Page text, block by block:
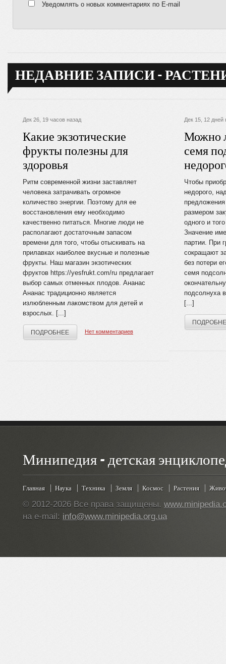
Уведомлять о новых комментариях по E-mail
НЕДАВНИЕ ЗАПИСИ -
Дек 26, 19 часов назад
Какие экзотические
фрукты полезны для
здоровья
Ритм современной жизни заставляет
человека затрачивать огромное
количество энергии. Поэтому для ее
восстановления ему необходимо
качественно питаться. Многие люди не
располагают достаточным запасом
времени для того, чтобы отыскивать на
прилавках наиболее вкусные и полезные
фрукты. Наш магазин экзотических
фруктов https://yesfrukt.com/ru предлагает
выбор самых отменных плодов. Ананас
Ананас традиционно является
излюбленным лакомством для детей и
взрослых. [...]
ПОДРОБНЕЕ Нет комментариев
Дек 15, 12 дней
Можно
семя
Чтобы
недорого,
размером
одного и
Значение
партии. При
сокращают
без потери
семя
подсолнуха
[...]
Минипедия - детская
Главная Наука Техника Земля Космос Растения
© 2012-2026 Все права защищены.
на e-mail: info@www.minipedia.org.ua